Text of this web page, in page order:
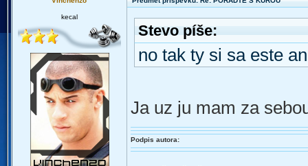
kecal
Stevo píše:
no tak ty si sa este
Ja uz ju mam za
Podpis autora: